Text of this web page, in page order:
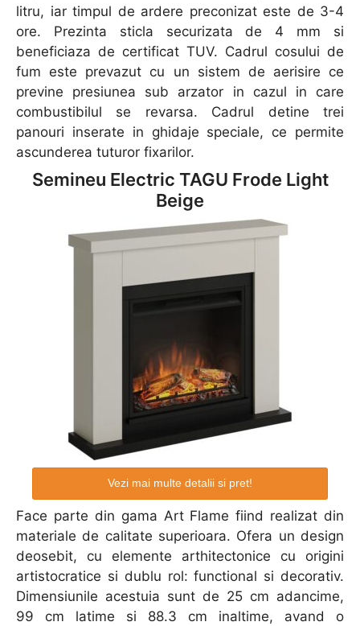
litru, iar timpul de ardere preconizat este de 3-4
ore. Prezinta sticla securizata de 4 mm si
beneficiaza de certificat TUV. Cadrul cosului de
fum este prevazut cu un sistem de aerisire ce
previne presiunea sub arzator in cazul in care
combustibilul se revarsa. Cadrul detine trei
panouri inserate in ghidaje speciale, ce permite
ascunderea tuturor fixarilor.
Semineu Electric TAGU Frode Light
Beige
Vezi mai multe detalii si pret!
Face parte din gama Art Flame fiind realizat din
materiale de calitate superioara. Ofera un design
deosebit, cu elemente arthitectonice cu origini
artistocratice si dublu rol: functional si decorativ.
Dimensiunile acestuia sunt de 25 cm adancime,
99 cm latime si 88.3 cm inaltime, avand o